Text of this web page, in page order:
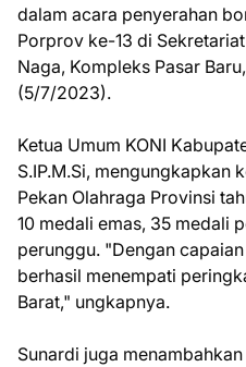
dalam acara penyerahan
Porprov ke-13 di
Naga, Kompleks Pasar
(5/7/2023).
Ketua Umum KONI
S.IP.M.Si, mengungkapkan
Pekan Olahraga Provinsi
10 medali emas, 35 medali
perunggu. "Dengan
berhasil menempati
Barat," ungkapnya.
Sunardi juga